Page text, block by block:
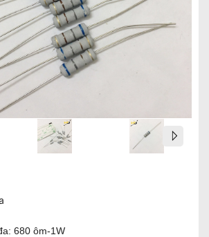
680 ôm-1W